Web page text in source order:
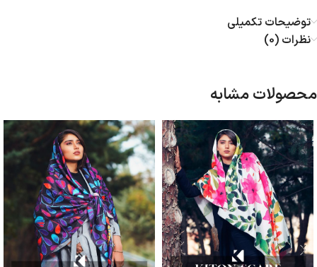
توضیحات تکمیلی
نظرات (0)
محصولات مشابه